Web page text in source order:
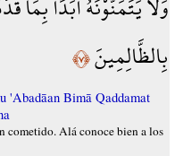
بِالظَّالِمِينَ﴿٧﴾
'Abadāan Bimā Qaddamat
cometido. Alá conoce bien a los